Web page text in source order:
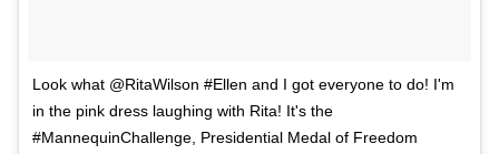
Look what @RitaWilson #Ellen and I got everyone to do! I'm
in the pink dress laughing with Rita! It's the
#MannequinChallenge, Presidential Medal of Freedom